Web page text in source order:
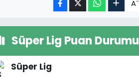
A
Süper Lig Puan Durumu
Süper Lig